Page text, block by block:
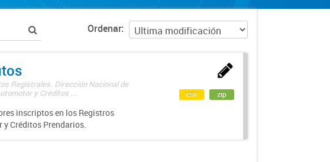
Ordenar
Registrales. Dirección Nacional de
y Créditos ...
inscriptos en los Registros
Créditos Prendarios.
csv zip